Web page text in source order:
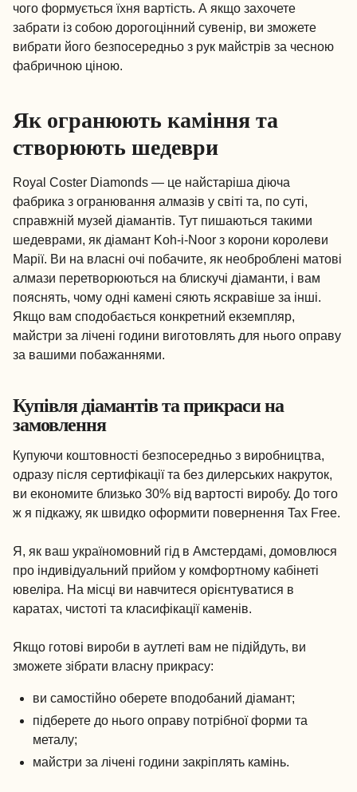
чого формується їхня вартість. А якщо захочете
забрати із собою дорогоцінний сувенір, ви зможете
вибрати його безпосередньо з рук майстрів за чесною
фабричною ціною.
Як огранюють каміння та
створюють шедеври
Royal Coster Diamonds — це найстаріша діюча
фабрика з огранювання алмазів у світі та, по суті,
справжній музей діамантів. Тут пишаються такими
шедеврами, як діамант Koh-i-Noor з корони королеви
Марії. Ви на власні очі побачите, як необроблені матові
алмази перетворюються на блискучі діаманти, і вам
пояснять, чому одні камені сяють яскравіше за інші.
Якщо вам сподобається конкретний екземпляр,
майстри за лічені години виготовлять для нього оправу
за вашими побажаннями.
Купівля діамантів та прикраси на
замовлення
Купуючи коштовності безпосередньо з виробництва,
одразу після сертифікації та без дилерських накруток,
ви економите близько 30% від вартості виробу. До того
ж я підкажу, як швидко оформити повернення Tax Free.
Я, як ваш україномовний гід в Амстердамі, домовлюся
про індивідуальний прийом у комфортному кабінеті
ювеліра. На місці ви навчитеся орієнтуватися в
каратах, чистоті та класифікації каменів.
Якщо готові вироби в аутлеті вам не підійдуть, ви
зможете зібрати власну прикрасу:
ви самостійно оберете вподобаний діамант;
підберете до нього оправу потрібної форми та
металу;
майстри за лічені години закріплять камінь.